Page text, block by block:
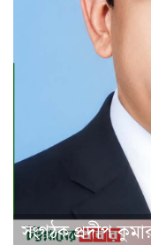
সংগঠক প্রদীপ